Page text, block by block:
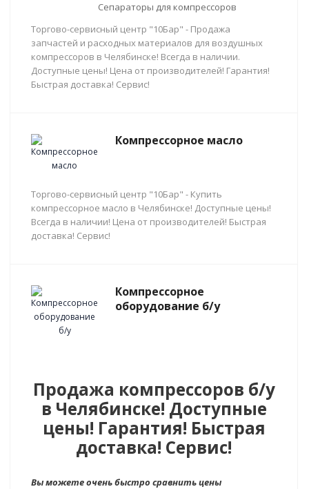
Сепараторы для компрессоров
Торгово-сервисный центр "10Бар" - Продажа
запчастей и расходных материалов для воздушных
компрессоров в Челябинске! Всегда в наличии.
Доступные цены! Цена от производителей! Гарантия!
Быстрая доставка! Сервис!
Компрессорное масло
Торгово-сервисный центр "10Бар" - Купить
компрессорное масло в Челябинске! Доступные цены!
Всегда в наличии! Цена от производителей! Быстрая
доставка! Сервис!
Компрессорное
оборудование б/у
Продажа компрессоров б/у
в Челябинске! Доступные
цены! Гарантия! Быстрая
доставка! Сервис!
Вы можете очень быстро сравнить цены